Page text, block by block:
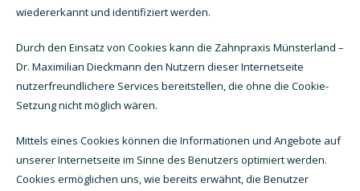
wiedererkannt und identifiziert werden.
Durch den Einsatz von Cookies kann die Zahnpraxis Münsterland –
Dr. Maximilian Dieckmann den Nutzern dieser Internetseite
nutzerfreundlichere Services bereitstellen, die ohne die Cookie-
Setzung nicht möglich wären.
Mittels eines Cookies können die Informationen und Angebote auf
unserer Internetseite im Sinne des Benutzers optimiert werden.
Cookies ermöglichen uns, wie bereits erwähnt, die Benutzer